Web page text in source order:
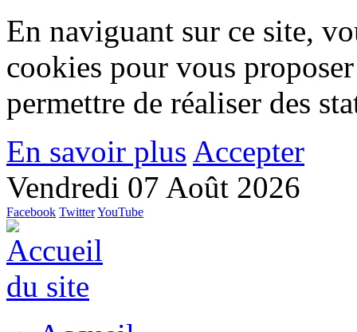
En naviguant sur ce site,
cookies pour vous
permettre de réaliser des
En savoir plus Accepter
Vendredi 07 Août 2026
Facebook TwitterYouTube